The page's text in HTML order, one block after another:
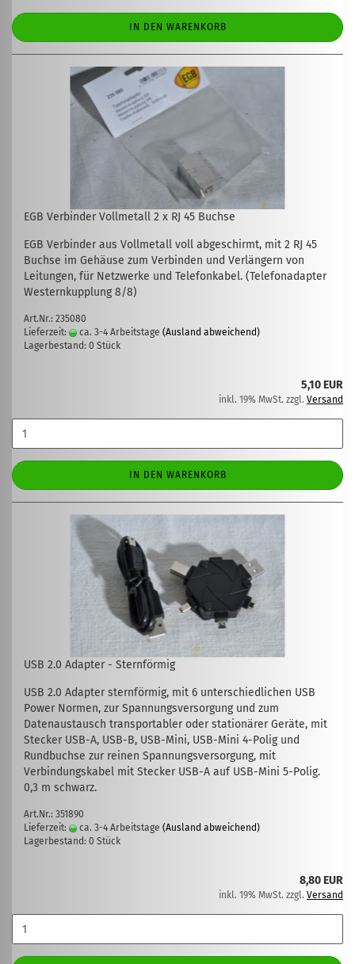
IN DEN WARENKORB
EGB Verbinder Vollmetall 2 x RJ 45 Buchse
EGB Verbinder aus Vollmetall voll abgeschirmt, mit 2 RJ 45
Buchse im Gehäuse zum Verbinden und Verlängern von
Leitungen, für Netzwerke und Telefonkabel. (Telefonadapter
Westernkupplung 8/8)
Art.Nr.: 235080
Lieferzeit:
ca. 3-4 Arbeitstage (Ausland abweichend)
Lagerbestand: 0 Stück
5,10 EUR
inkl. 19% MwSt. zzgl. Versand
IN DEN WARENKORB
USB 2.0 Adapter - Sternförmig
USB 2.0 Adapter sternförmig, mit 6 unterschiedlichen USB
Power Normen, zur Spannungsversorgung und zum
Datenaustausch transportabler oder stationärer Geräte, mit
Stecker USB-A, USB-B, USB-Mini, USB-Mini 4-Polig und
Rundbuchse zur reinen Spannungsversorgung, mit
Verbindungskabel mit Stecker USB-A auf USB-Mini 5-Polig.
0,3 m schwarz.
Art.Nr.: 351890
Lieferzeit:
ca. 3-4 Arbeitstage (Ausland abweichend)
Lagerbestand: 0 Stück
8,80 EUR
inkl. 19% MwSt. zzgl. Versand